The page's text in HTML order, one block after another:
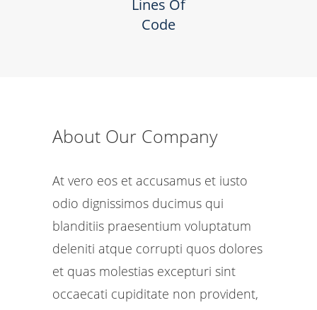
Lines Of
Code
About Our Company
At vero eos et accusamus et iusto
odio dignissimos ducimus qui
blanditiis praesentium voluptatum
deleniti atque corrupti quos dolores
et quas molestias excepturi sint
occaecati cupiditate non provident,